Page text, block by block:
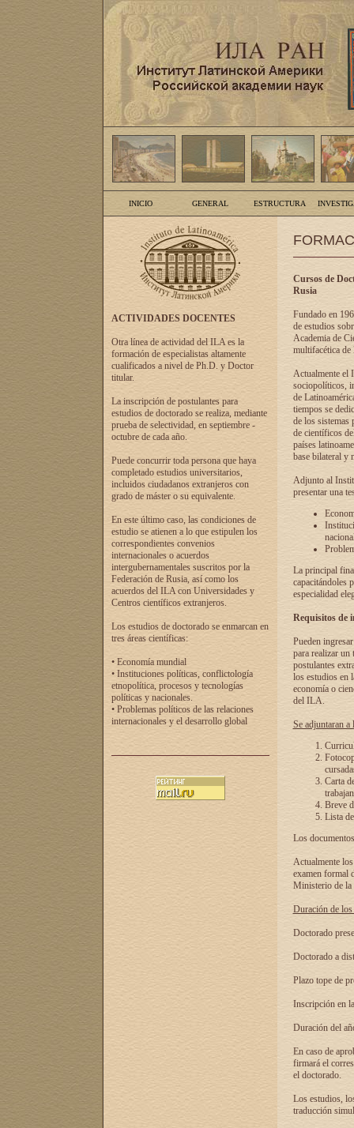
INICIO GENERAL ESTRUCTURA
ACTIVIDADES DOCENTES
Otra línea de actividad del ILA es la
formación de especialistas altamente
cualificados a nivel de Ph.D. y Doctor
titular.
La inscripción de postulantes para
estudios de doctorado se realiza, mediante
prueba de selectividad, en septiembre -
octubre de cada año.
Puede concurrir toda persona que haya
completado estudios universitarios,
incluidos ciudadanos extranjeros con
grado de máster o su equivalente.
En este último caso, las condiciones de
estudio se atienen a lo que estipulen los
correspondientes convenios
internacionales o acuerdos
intergubernamentales suscritos por la
Federación de Rusia, así como los
acuerdos del ILA con Universidades y
Centros científicos extranjeros.
Los estudios de doctorado se enmarcan en
tres áreas científicas:
• Economía mundial
• Instituciones políticas, conflictología
etnopolítica, procesos y tecnologías
políticas y nacionales.
• Problemas políticos de las relaciones
internacionales y el desarrollo global
Cursos de
Rusia
Fundado en
de estudios
Academia de
multifacética de
Actualmente el
sociopolíticos,
de
tiempos se
de los sistemas
de científicos
países
base bilateral y
Adjunto al
presentar una
La principal
capacitándoles
especialidad
Requisitos de
Pueden
para realizar un
postulantes
los estudios en
economía o
del ILA.
Se adjuntaran a
Carta
Breve
Lista
Los
Actualmente
examen formal
Ministerio de la
Duración de
Doctorado
Doctorado a
Plazo tope de
Inscripción en
Duración del
En caso de
firmará el
el doctorado.
Los estudios,
traducción